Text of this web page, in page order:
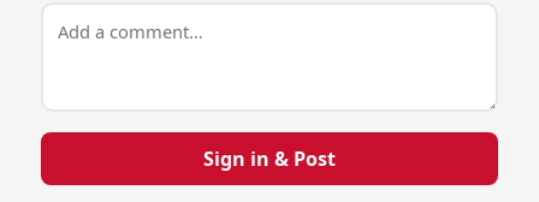
Sign in & Post